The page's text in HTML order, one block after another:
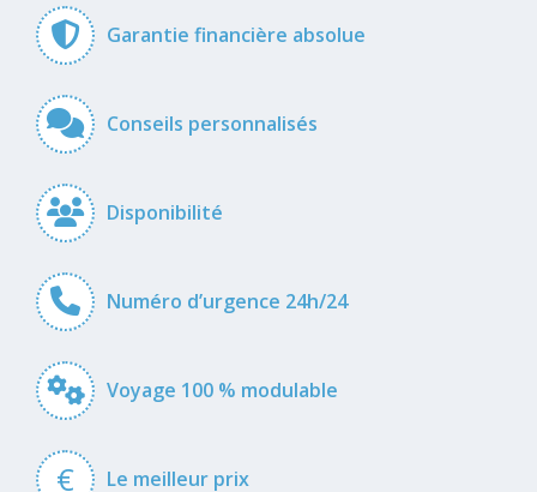
Garantie financière absolue
Conseils personnalisés
Disponibilité
Numéro d’urgence 24h/24
Voyage 100 % modulable
€ Le meilleur prix